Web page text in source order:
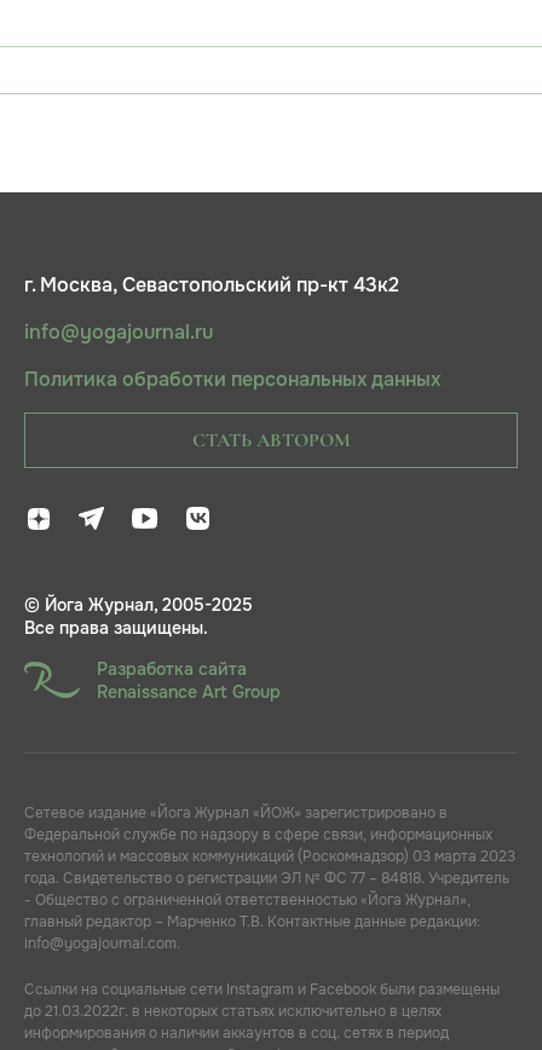
г. Москва, Севастопольский пр-кт 43к2
info@yogajournal.ru
Политика обработки персональных данных
СТАТЬ АВТОРОМ
© Йога Журнал, 2005-2025
Все права защищены.
Разработка сайта
Renaissance Art Group
Сетевое издание «Йога Журнал «ЙОЖ» зарегистрировано в
Федеральной службе по надзору в сфере связи, информационных
технологий и массовых коммуникаций (Роскомнадзор) 03 марта 2023
года. Свидетельство о регистрации ЭЛ № ФС 77 – 84818. Учредитель
- Общество с ограниченной ответственностью «Йога Журнал»,
главный редактор – Марченко Т.В. Контактные данные редакции:
info@yogajournal.com.
Ссылки на социальные сети Instagram и Facebook были размещены
до 21.03.2022г. в некоторых статьях исключительно в целях
информирования о наличии аккаунтов в соц. сетях в период